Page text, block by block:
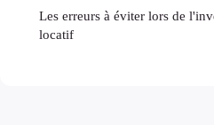
Les erreurs à éviter lors de
locatif